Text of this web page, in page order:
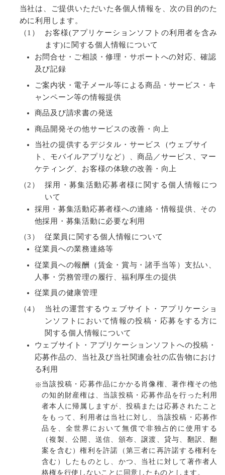
当社は、ご提供いただいた各個人情報を、次の目的のた
めに利用します。
（1）
お客様(アプリケーションソフトの利用者を含み
ます)に関する個人情報について
お問合せ・ご相談・修理・サポートへの対応、確認
及び記録
ご案内状・電子メール等による商品・サービス・キ
ャンペーン等の情報提供
商品及び請求書の発送
商品開発その他サービスの改善・向上
当社の提供するデジタル・サービス（ウェブサイ
ト、モバイルアプリなど）、商品／サービス、マー
ケティング、お客様の体験の改善・向上
（2）
採用・募集活動応募者様に関する個人情報につ
いて
採用・募集活動応募者様への連絡・情報提供、その
他採用・募集活動に必要な利用
（3）
従業員に関する個人情報について
従業員への業務連絡等
従業員への報酬（賃金・賞与・諸手当等）支払い、
人事・労務管理の履行、福利厚生の提供
従業員の健康管理
（4）
当社の運営するウェブサイト・アプリケーショ
ンソフトにおいて情報の投稿・応募をする方に
関する個人情報について
ウェブサイト・アプリケーションソフトへの投稿・
応募作品の、当社及び当社関連会社の広告物におけ
る利用
当該投稿・応募作品にかかる肖像権、著作権その他
の知的財産権は、当該投稿・応募作品を行った利用
者本人に帰属しますが、投稿または応募されたこと
をもって、利用者は当社に対し、当該投稿・応募作
品を、全世界において無償で非独占的に使用する
（複製、公開、送信、頒布、譲渡、貸与、翻訳、翻
案を含む）権利を許諾（第三者に再許諾する権利を
含む）したものとし、かつ、当社に対して著作者人
格権を行使しないことに同意したものとします。